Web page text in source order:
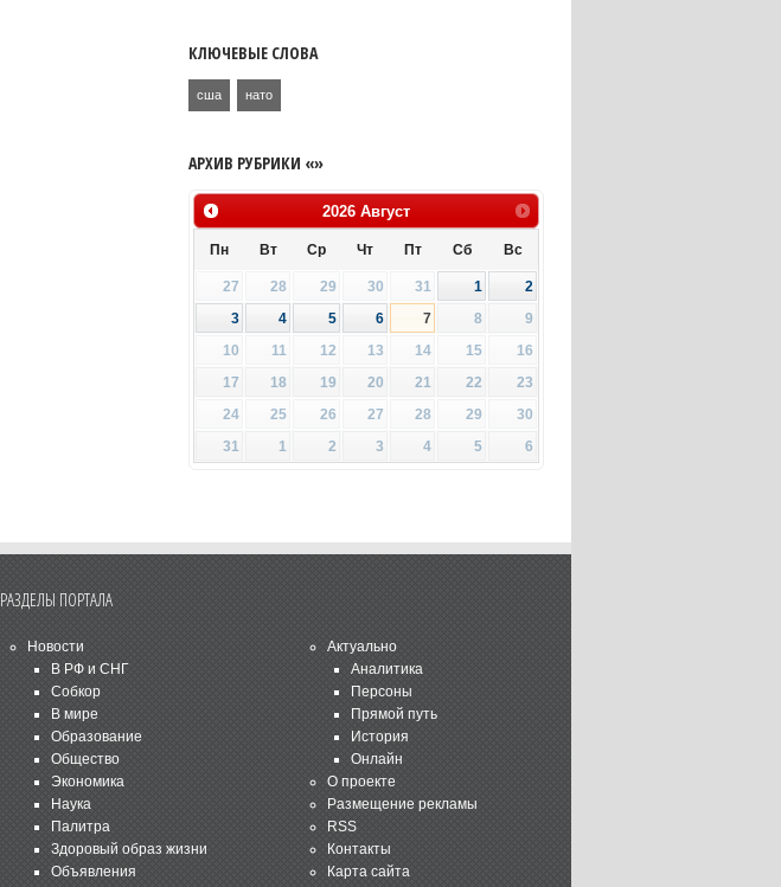
КЛЮЧЕВЫЕ СЛОВА
сша нато
АРХИВ РУБРИКИ «»
2026 Август
Пн Вт Ср Чт Пт Сб Вс
27 28 29 30 31 1
2
3
4 5 6 7 8
9
10
11 12 13 14 15
16
17
18 19 20 21 22
23
24
25 26 27 28 29
30
31
1 2 3 4 5 6
РАЗДЕЛЫ ПОРТАЛА
Новости
В РФ и СНГ
Собкор
В мире
Образование
Общество
Экономика
Наука
Палитра
Здоровый образ жизни
Объявления
Актуально
Аналитика
Персоны
Прямой путь
История
Онлайн
О проекте
Размещение рекламы
RSS
Контакты
Карта сайта